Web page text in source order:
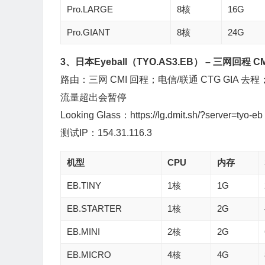
Pro.LARGE 8核 16G
Pro.GIANT 8核 24G
3、日本Eyeball（TYO.AS3.EB） – 三网回程
路由：三网 CMI 回程；电信/联通 CTG GIA 去
流量超出会暂停
Looking Glass：https://lg.dmit.sh/?server=tyo-eb
测试IP：154.31.116.3
机型 CPU 内存
EB.TINY 1核 1G
EB.STARTER 1核 2G
EB.MINI 2核 2G
EB.MICRO 4核 4G